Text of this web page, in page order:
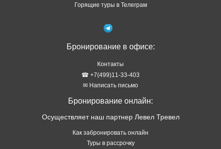
Горящие туры в Телеграм
Бронирование в офисе:
Контакты
☎ +7(499)11-33-403
✉ Написать письмо
Бронирование онлайн:
Осуществляет наш партнер Левел Тревел
Как забронировать онлайн
Туры в рассрочку